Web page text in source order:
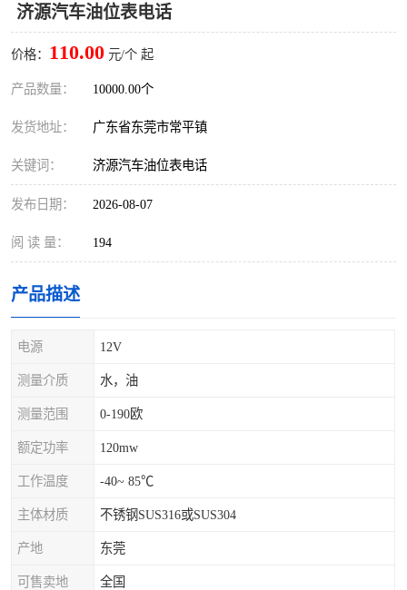
济源汽车油位表电话
价格： 110.00 元/个 起
产品数量： 10000.00个
发货地址： 广东省东莞市常平镇
关键词： 济源汽车油位表电话
发布日期： 2026-08-07
阅 读 量： 194
产品描述
电源 12V
测量介质 水，油
测量范围 0-190欧
额定功率 120mw
工作温度 -40~ 85℃
主体材质 不锈钢SUS316或SUS304
产地 东莞
可售卖地 全国